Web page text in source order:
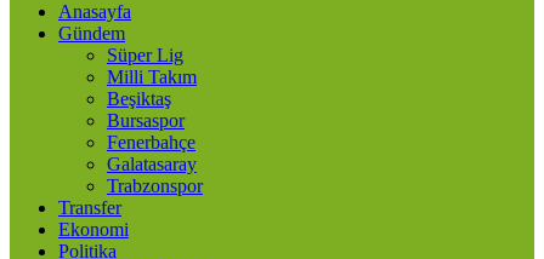
Anasayfa
Gündem
Süper Lig
Milli Takım
Beşiktaş
Bursaspor
Fenerbahçe
Galatasaray
Trabzonspor
Transfer
Ekonomi
Politika